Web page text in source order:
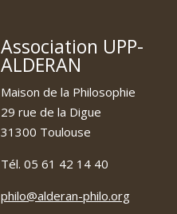
Association UPP-
ALDERAN
Maison de la Philosophie
29 rue de la Digue
31300 Toulouse
Tél. 05 61 42 14 40
philo@alderan-philo.org